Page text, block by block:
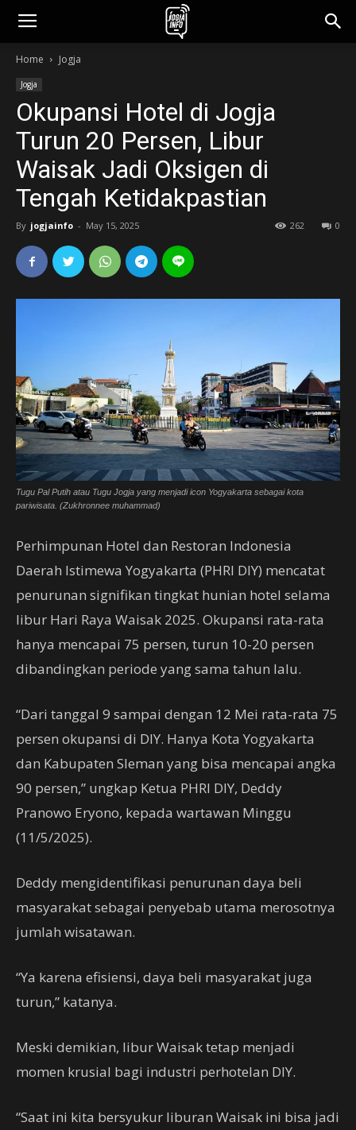
jogjainfo.id
Home Jogja
Jogja
Okupansi Hotel di Jogja
Turun 20 Persen, Libur
Waisak Jadi Oksigen di
Tengah Ketidakpastian
By jogjainfo - May 15, 2025 0
262
Tugu Pal Putih atau Tugu Jogja yang menjadi icon Yogyakarta sebagai kota
pariwisata. (Zukhronnee muhammad)
Perhimpunan Hotel dan Restoran Indonesia
Daerah Istimewa Yogyakarta (PHRI DIY) mencatat
penurunan signifikan tingkat hunian hotel selama
libur Hari Raya Waisak 2025. Okupansi rata-rata
hanya mencapai 75 persen, turun 10-20 persen
dibandingkan periode yang sama tahun lalu.
“Dari tanggal 9 sampai dengan 12 Mei rata-rata 75
persen okupansi di DIY. Hanya Kota Yogyakarta
dan Kabupaten Sleman yang bisa mencapai angka
90 persen,” ungkap Ketua PHRI DIY, Deddy
Pranowo Eryono, kepada wartawan Minggu
(11/5/2025).
Deddy mengidentifikasi penurunan daya beli
masyarakat sebagai penyebab utama merosotnya
jumlah wisatawan.
“Ya karena efisiensi, daya beli masyarakat juga
turun,” katanya.
Meski demikian, libur Waisak tetap menjadi
momen krusial bagi industri perhotelan DIY.
“Saat ini kita bersyukur liburan Waisak ini bisa jadi